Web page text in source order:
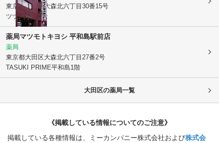
東京都大田区大森北六丁目30番15号
ツヅノビル2階
薬局マツモトキヨシ 平和島駅前店
薬局
東京都大田区大森北六丁目27番2号
TASUKI PRIME平和島1階
大田区の薬局一覧
《掲載している情報についてのご注意》
掲載している各種情報は、ミーカンパニー株式会社および株式会